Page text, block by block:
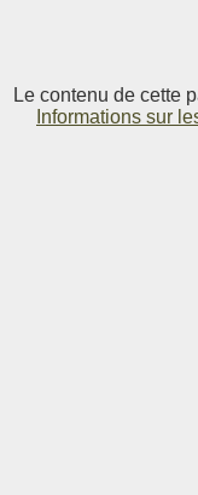
Le contenu de cette
Informations sur